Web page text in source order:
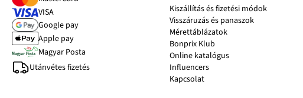
VISA
Google pay
Apple pay
Magyar Posta
Utánvétes fizetés
Kiszállítás és fizetési módok
Visszáruzás és panaszok
Mérettáblázatok
Bonprix Klub
Online katalógus
Influencers
Kapcsolat